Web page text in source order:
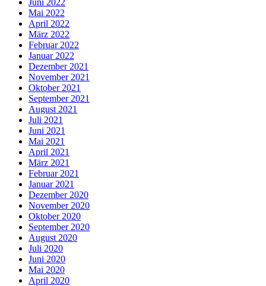
Mai 2022
April 2022
März 2022
Februar 2022
Januar 2022
Dezember 2021
November 2021
Oktober 2021
September 2021
August 2021
Juli 2021
Juni 2021
Mai 2021
April 2021
März 2021
Februar 2021
Januar 2021
Dezember 2020
November 2020
Oktober 2020
September 2020
August 2020
Juli 2020
Juni 2020
Mai 2020
April 2020